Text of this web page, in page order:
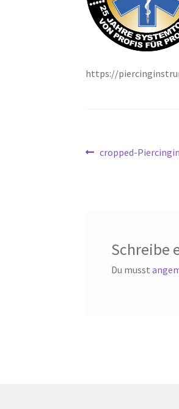
https://
Vorheriger
cropped-
Schreibe
Du musst